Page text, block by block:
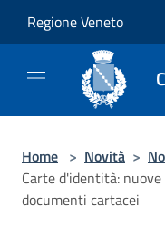
Regione Veneto
Home > Novità >
Carte d'identità:
documenti cartacei